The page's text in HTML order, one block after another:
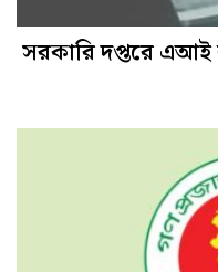
সরকারি দপ্তরে এআই